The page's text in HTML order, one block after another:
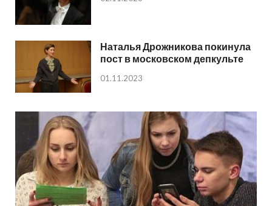
Наталья Дрожникова покинула
пост в московском депкульте
01.11.2023